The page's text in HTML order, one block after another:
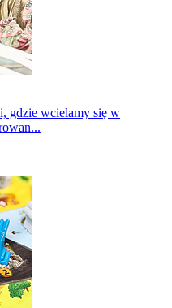
gdzie wcielamy się w